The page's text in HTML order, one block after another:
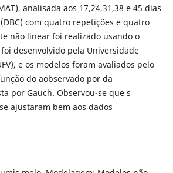
analisada aos 17,24,31,38 e 45 dias
com quatro repetições e quatro
não linear foi realizado usando o
foi desenvolvido pela Universidade
e os modelos foram avaliados pelo
do aobservado por da
por Gauch. Observou-se que s
ajustaram bem aos dados